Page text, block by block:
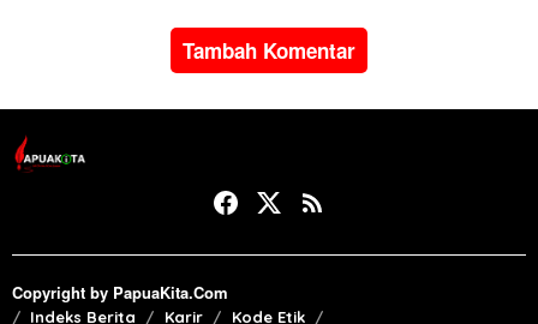
Tambah Komentar
Copyright by PapuaKita.Com
Indeks Berita Karir Kode Etik